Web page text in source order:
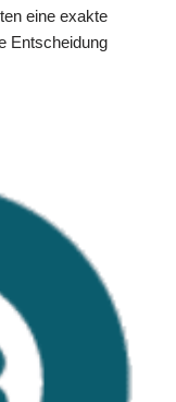
eine exakte
Entscheidung